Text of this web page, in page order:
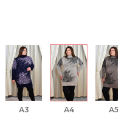
А3 А4 А5